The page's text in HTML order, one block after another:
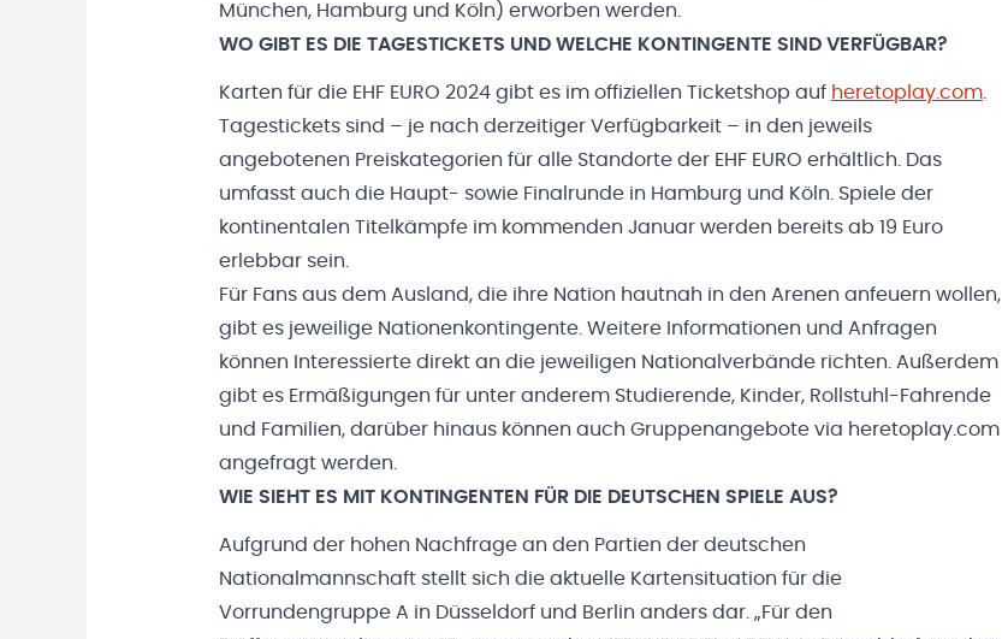
München, Hamburg und Köln) erworben werden.
WO GIBT ES DIE TAGESTICKETS UND WELCHE KONTINGENTE SIND VERFÜGBAR?
Karten für die EHF EURO 2024 gibt es im offiziellen Ticketshop auf heretoplay.com.
Tagestickets sind – je nach derzeitiger Verfügbarkeit – in den jeweils
angebotenen Preiskategorien für alle Standorte der EHF EURO erhältlich. Das
umfasst auch die Haupt- sowie Finalrunde in Hamburg und Köln. Spiele der
kontinentalen Titelkämpfe im kommenden Januar werden bereits ab 19 Euro
erlebbar sein.
Für Fans aus dem Ausland, die ihre Nation hautnah in den Arenen anfeuern wollen,
gibt es jeweilige Nationenkontingente. Weitere Informationen und Anfragen
können Interessierte direkt an die jeweiligen Nationalverbände richten. Außerdem
gibt es Ermäßigungen für unter anderem Studierende, Kinder, Rollstuhl-Fahrende
und Familien, darüber hinaus können auch Gruppenangebote via heretoplay.com
angefragt werden.
WIE SIEHT ES MIT KONTINGENTEN FÜR DIE DEUTSCHEN SPIELE AUS?
Aufgrund der hohen Nachfrage an den Partien der deutschen
Nationalmannschaft stellt sich die aktuelle Kartensituation für die
Vorrundengruppe A in Düsseldorf und Berlin anders dar. „Für den